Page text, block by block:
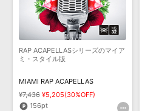
RAP ACAPELLASシリーズのマイア
ミ・スタイル版
MIAMI RAP ACAPELLAS
¥7,436 ¥5,205(30%OFF)
156pt